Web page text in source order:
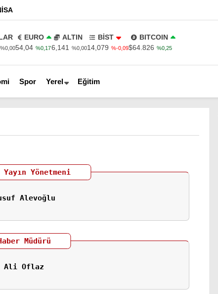
%0,00
EURO
54,04 %0,17
ALTIN
6,141
%0,00
BİST
14,079 %-0,09
BITCOIN
$64.826 %0,25
Spor Yerel Eğitim
Yayın Yönetmeni
Alevoğlu
Müdürü
Ali Oflaz